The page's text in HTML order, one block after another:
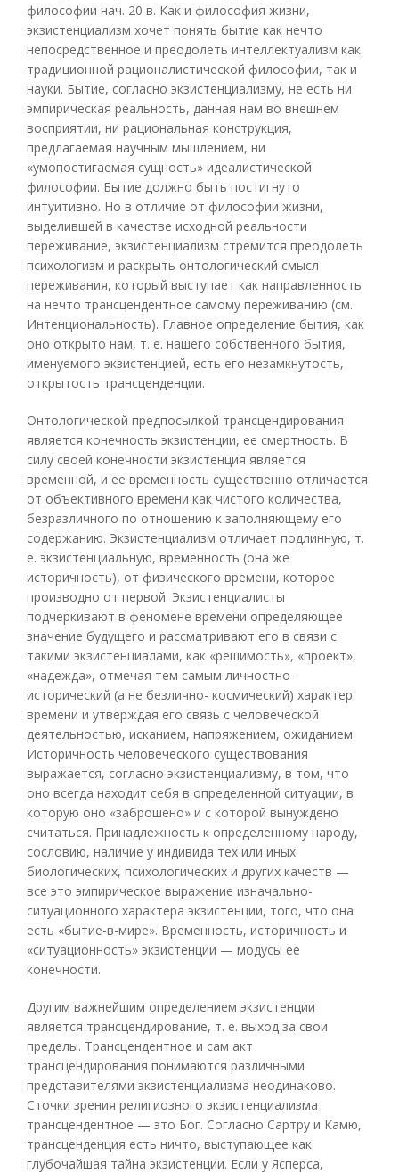
философии нач. 20 в. Как и философия жизни,
экзистенциализм хочет понять бытие как нечто
непосредственное и преодолеть интеллектуализм как
традиционной рационалистической философии, так и
науки. Бытие, согласно экзистенциализму, не есть ни
эмпирическая реальность, данная нам во внешнем
восприятии, ни рациональная конструкция,
предлагаемая научным мышлением, ни
«умопостигаемая сущность» идеалистической
философии. Бытие должно быть постигнуто
интуитивно. Но в отличие от философии жизни,
выделившей в качестве исходной реальности
переживание, экзистенциализм стремится преодолеть
психологизм и раскрыть онтологический смысл
переживания, который выступает как направленность
на нечто трансцендентное самому переживанию (см.
Интенциональность). Главное определение бытия, как
оно открыто нам, т. е. нашего собственного бытия,
именуемого экзистенцией, есть его незамкнутость,
открытость трансценденции.
Онтологической предпосылкой трансцендирования
является конечность экзистенции, ее смертность. В
силу своей конечности экзистенция является
временной, и ее временность существенно отличается
от объективного времени как чистого количества,
безразличного по отношению к заполняющему его
содержанию. Экзистенциализм отличает подлинную, т.
е. экзистенциальную, временность (она же
историчность), от физического времени, которое
производно от первой. Экзистенциалисты
подчеркивают в феномене времени определяющее
значение будущего и рассматривают его в связи с
такими экзистенциалами, как «решимость», «проект»,
«надежда», отмечая тем самым личностно-
исторический (а не безлично- космический) характер
времени и утверждая его связь с человеческой
деятельностью, исканием, напряжением, ожиданием.
Историчность человеческого существования
выражается, согласно экзистенциализму, в том, что
оно всегда находит себя в определенной ситуации, в
которую оно «заброшено» и с которой вынуждено
считаться. Принадлежность к определенному народу,
сословию, наличие у индивида тех или иных
биологических, психологических и других качеств —
все это эмпирическое выражение изначально-
ситуационного характера экзистенции, того, что она
есть «бытие-в-мире». Временность, историчность и
«ситуационность» экзистенции — модусы ее
конечности.
Другим важнейшим определением экзистенции
является трансцендирование, т. е. выход за свои
пределы. Трансцендентное и сам акт
трансцендирования понимаются различными
представителями экзистенциализма неодинаково.
Сточки зрения религиозного экзистенциализма
трансцендентное — это Бог. Согласно Сартру и Камю,
трансценденция есть ничто, выступающее как
глубочайшая тайна экзистенции. Если у Ясперса,